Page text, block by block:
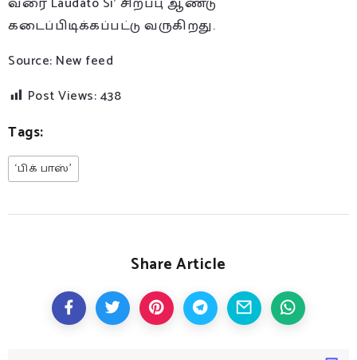
கடைப்பிடிக்கப்பட்டு வருகிறது.
Source: New feed
Post Views:438
Tags:
‘பிக் பாஸ்’
Share Article